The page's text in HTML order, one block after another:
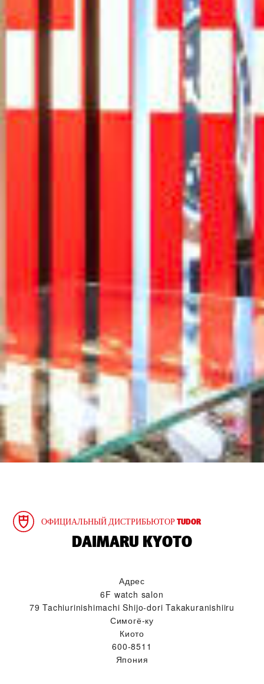
ОФИЦИАЛЬНЫЙ ДИСТРИБЬЮТОР TUDOR
‭DAIMARU KYOTO‬
Адрес
6F watch salon
79 Tachiurinishimachi Shijo-dori Takakuranishiiru
Симогё-ку
Киото
600-8511
Япония